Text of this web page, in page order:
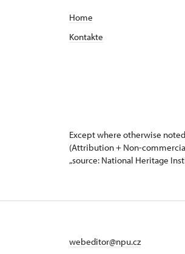
Home
Kontakte
Except where otherwise
(Attribution + Non-
„source: National Heritage
webeditor@npu.cz